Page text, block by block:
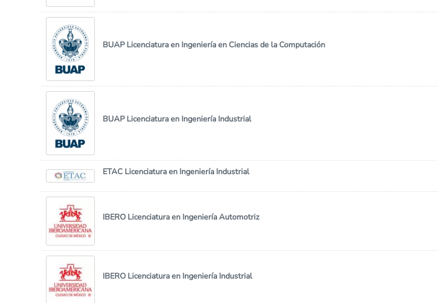
BUAP Licenciatura en Ingeniería en Ciencias de la Computación
BUAP Licenciatura en Ingeniería Industrial
ETAC Licenciatura en Ingeniería Industrial
IBERO Licenciatura en Ingeniería Automotriz
IBERO Licenciatura en Ingeniería Industrial